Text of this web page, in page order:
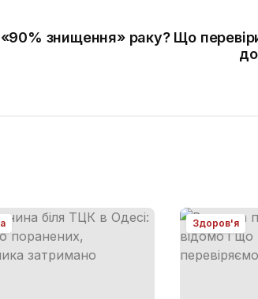
«90% знищення» раку? Що
Здоров'я